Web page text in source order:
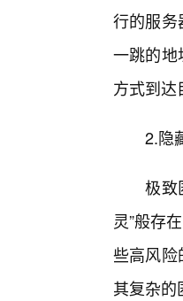
行的服务
一跳的地
方式到达
2.隐
极致
灵”般存
些高风险
其复杂的